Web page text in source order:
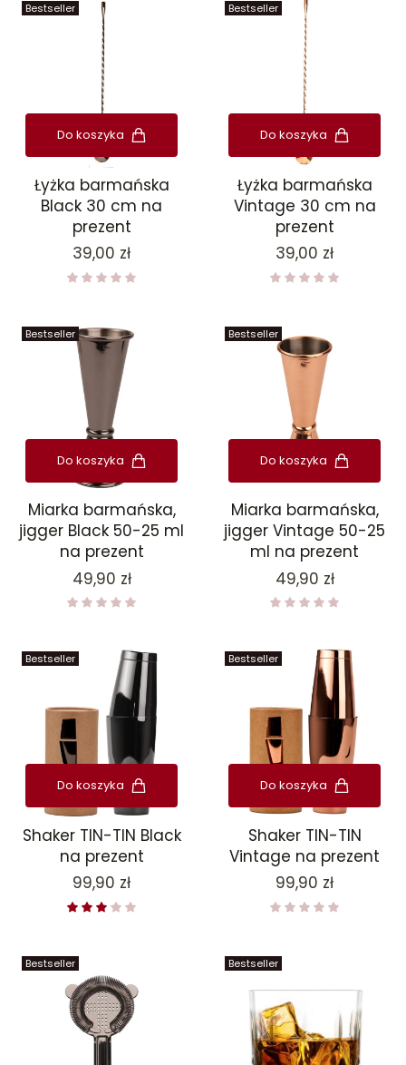
Bestseller
Do koszyka
Łyżka barmańska
Black 30 cm na
prezent
Cena
39,00 zł
Bestseller
Do koszyka
Łyżka barmańska
Vintage 30 cm na
prezent
Cena
39,00 zł
Bestseller
Do koszyka
Miarka barmańska,
jigger Black 50-25 ml
na prezent
Cena
49,90 zł
Bestseller
Do koszyka
Miarka barmańska,
jigger Vintage 50-25
ml na prezent
Cena
49,90 zł
Bestseller
Do koszyka
Shaker TIN-TIN Black
na prezent
Cena
99,90 zł
Bestseller
Do koszyka
Shaker TIN-TIN
Vintage na prezent
Cena
99,90 zł
Bestseller Bestseller